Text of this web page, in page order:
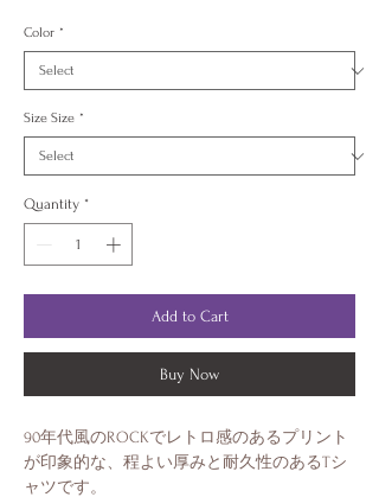
Color *
Size Size *
Quantity *
Add to Cart
Buy Now
90年代風のROCKでレトロ感のあるプリント
が印象的な、程よい厚みと耐久性のあるTシ
ャツです。